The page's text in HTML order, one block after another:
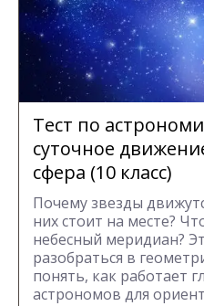
Тест по
суточное
сфера (10 класс)
Почему звезды
них стоит на месте?
небесный меридиан?
разобраться в
понять, как работает
астрономов для